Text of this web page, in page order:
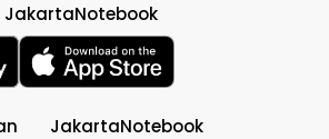
JakartaNotebook
JakartaNotebook